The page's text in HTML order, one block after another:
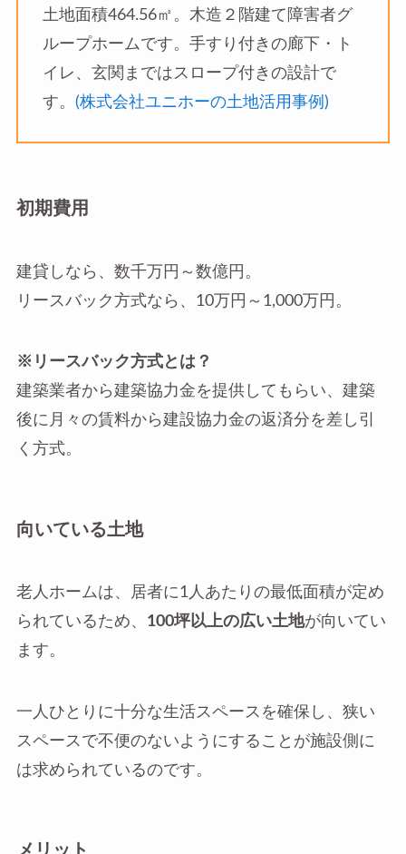
土地面積464.56㎡。木造２階建て障害者グ
ループホームです。手すり付きの廊下・ト
イレ、玄関まではスロープ付きの設計で
す。 (株式会社ユニホーの土地活用事例)
初期費用
建貸しなら、数千万円～数億円。
リースバック方式なら、10万円～1,000万円。
※リースバック方式とは？
建築業者から建築協力金を提供してもらい、建築
後に月々の賃料から建設協力金の返済分を差し引
く方式。
向いている土地
老人ホームは、居者に1人あたりの最低面積が定め
られているため、 100坪以上の広い土地が向いてい
ます。
一人ひとりに十分な生活スペースを確保し、狭い
スペースで不便のないようにすることが施設側に
は求められているのです。
メリット